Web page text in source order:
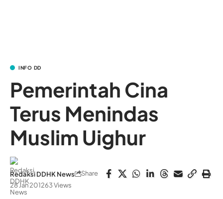
INFO DD
Pemerintah Cina
Terus Menindas
Muslim Uighur
Redaksi DDHK News
28 Jan 201263 Views
Share